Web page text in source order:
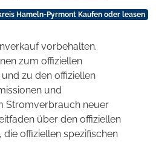
Hameln-Pyrmont Kaufen oder leasen
vorbehalten.
zum offiziellen
zu den offiziellen
und
Stromverbrauch neuer
über den offiziellen
offiziellen spezifischen